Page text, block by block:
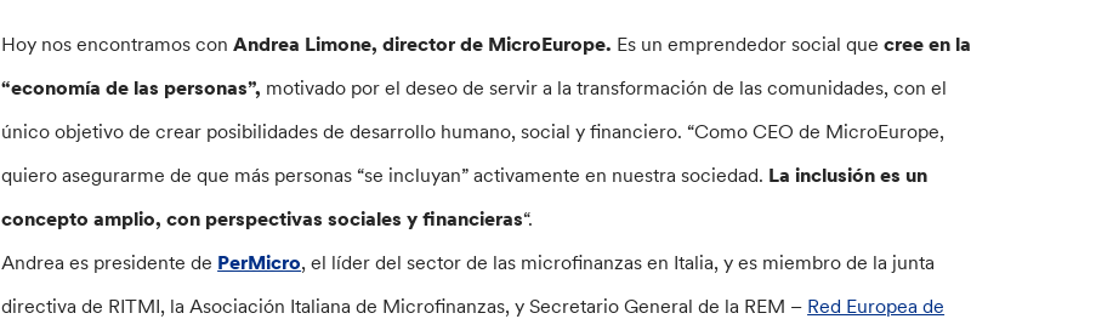
Hoy nos encontramos conAndrea Limone, director de MicroEurope. Es un emprendedor social que cree en la
“economía de las personas”, motivado por el deseo de servir a la transformación de las comunidades, con el
único objetivo de crear posibilidades de desarrollo humano, social y financiero. “Como CEO de MicroEurope,
quiero asegurarme de que más personas “se incluyan” activamente en nuestra sociedad. La inclusión es un
concepto amplio, con perspectivas sociales y financieras“.
Andrea es presidente de PerMicro, el líder del sector de las microfinanzas en Italia, y es miembro de la junta
directiva de RITMI, la Asociación Italiana de Microfinanzas, y Secretario General de la REM – Red Europea de